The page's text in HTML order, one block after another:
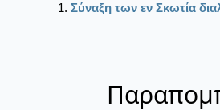
Σύναξη των εν Σκωτία